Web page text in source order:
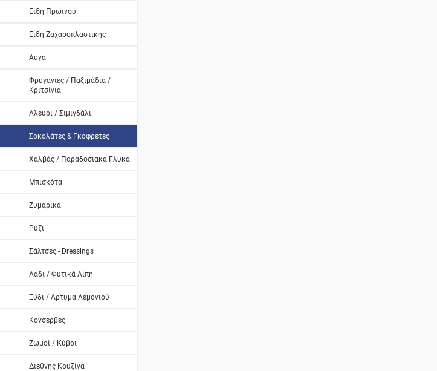
Είδη Πρωινού
Είδη Ζαχαροπλαστικής
Αυγά
Φρυγανιές / Παξιμάδια /
Κριτσίνια
Αλεύρι / Σιμιγδάλι
Σοκολάτες & Γκοφρέτες
Χαλβάς / Παραδοσιακά Γλυκά
Μπισκότα
Ζυμαρικά
Ρύζι
Σάλτσες - Dressings
Λάδι / Φυτικά Λίπη
Ξύδι / Αρτυμα Λεμονιού
Κονσέρβες
Ζωμοί / Κύβοι
Διεθνής Κουζίνα